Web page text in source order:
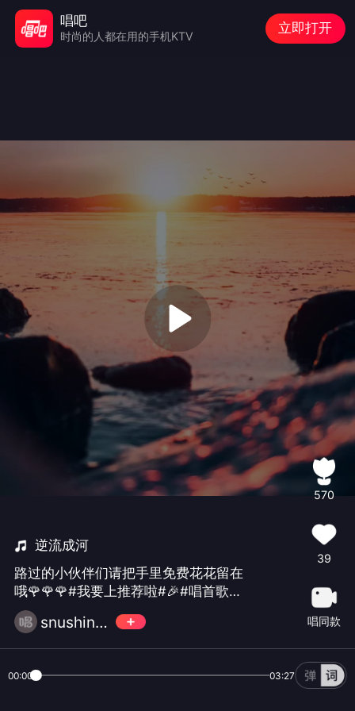
逆流成河
路过的小伙伴们请把手里免费花花留在
哦🌹🌹🌹#我要上推荐啦#🎉#唱首歌说
晚安#❤️❤️❤️☀️💓🌈
snushine🎶💥
570
39
唱同款
00:00 03:27
唱吧
时尚的人都在用的手机KTV
立即打开